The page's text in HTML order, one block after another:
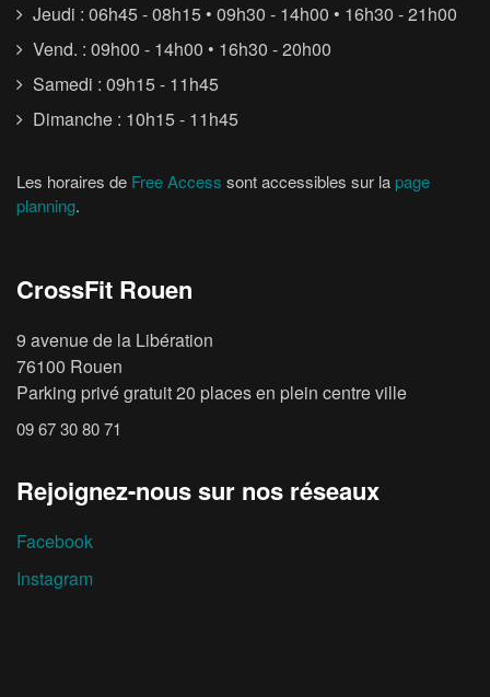
Jeudi : 06h45 - 08h15 • 09h30 - 14h00 • 16h30 - 21h00
Vend. : 09h00 - 14h00 • 16h30 - 20h00
Samedi : 09h15 - 11h45
Dimanche : 10h15 - 11h45
Les horaires de Free Access sont accessibles sur la page
planning.
CrossFit Rouen
9 avenue de la Libération
76100 Rouen
Parking privé gratuit 20 places en plein centre ville
09 67 30 80 71
Rejoignez-nous sur nos réseaux
Facebook
Instagram